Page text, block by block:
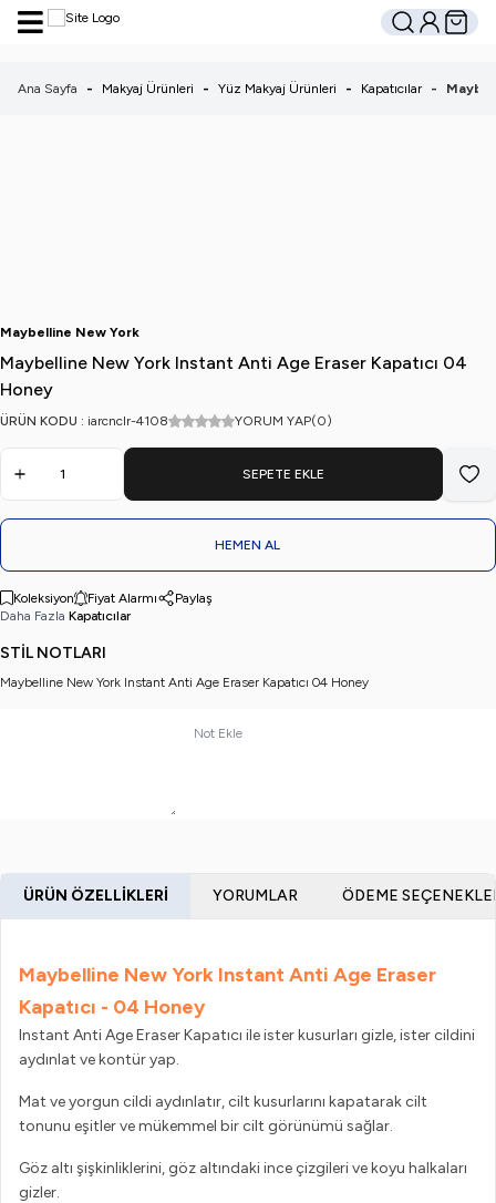
Hesabım
Sepetim
Ana Sayfa - Makyaj Ürünleri - Yüz Makyaj Ürünleri - Kapatıcılar -
Maybelline New York
Maybelline New York Instant Anti Age Eraser Kapatıcı 04
Honey
ÜRÜN KODU : iarcnclr-4108 YORUM YAP(0)
SEPETE EKLE
HEMEN AL
Koleksiyon Fiyat Alarmı
Paylaş
Daha Fazla Kapatıcılar
STİL NOTLARI
Maybelline New York Instant Anti Age Eraser Kapatıcı 04 Honey
Not Ekle
ÜRÜN ÖZELLIKLERI YORUMLAR ÖDEME
Maybelline New York Instant Anti Age Eraser
Kapatıcı - 04 Honey
Instant Anti Age Eraser Kapatıcı ile ister kusurları gizle, ister cildini
aydınlat ve kontür yap.
Mat ve yorgun cildi aydınlatır, cilt kusurlarını kapatarak cilt
tonunu eşitler ve mükemmel bir cilt görünümü sağlar.
Göz altı şişkinliklerini, göz altındaki ince çizgileri ve koyu halkaları
gizler.